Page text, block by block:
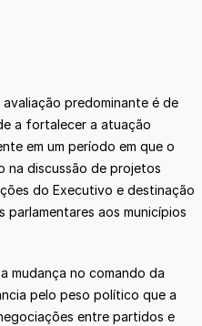
predominante é de
a fortalecer a atuação
em um período em que o
na discussão de projetos
do Executivo e destinação
parlamentares aos municípios
mudança no comando da
pelo peso político que a
entre partidos e